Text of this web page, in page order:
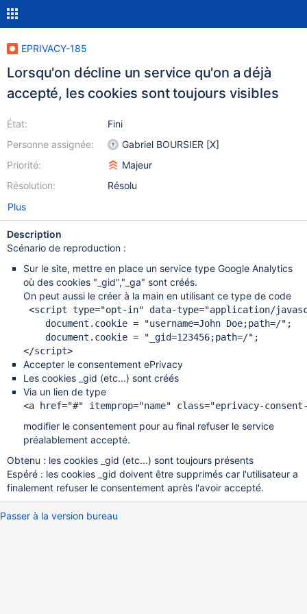
EPRIVACY-185
Lorsqu'on décline un service qu'on a déjà
accepté, les cookies sont toujours visibles
État:
Personne assignée:
Priorité:
Résolution:
Fini
Gabriel BOURSIER [X]
Majeur
Résolu
Plus
Description
Scénario de reproduction :
Sur le site, mettre en place un service type Google Analytics
où des cookies "_gid","_ga" sont créés.
On peut aussi le créer à la main en utilisant ce type de code
<script type="opt-in" data-type="application/
    document.cookie =
"username=John Doe;path=/" ;
    document.cookie =
"_gid=123456;path=/" ;
</script>
Accepter le consentement ePrivacy
Les cookies _gid (etc...) sont créés
Via un lien de type
<a href="#" itemprop="name" class="eprivacy-
modifier le consentement pour au final refuser le service
préalablement accepté.
Obtenu : les cookies _gid (etc...) sont toujours présents
Espéré : les cookies _gid doivent être supprimés car l'utilisateur a
finalement refuser le consentement après l'avoir accepté.
Passer à la version bureau